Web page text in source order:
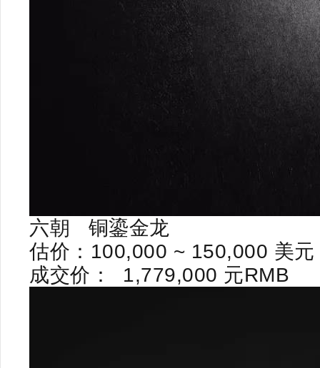
六朝
铜鎏金龙
估价： 100,000 ~ 150,000 美元
成交价：
1,779,000 元RMB